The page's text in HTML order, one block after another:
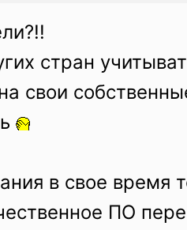
стран
свои
в свое время
ПО